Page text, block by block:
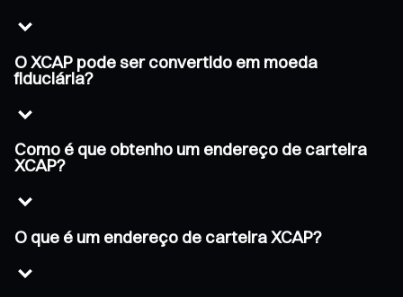
O XCAP pode ser convertido em moeda
fiduciária?
Como é que obtenho um endereço de carteira
XCAP?
O que é um endereço de carteira XCAP?